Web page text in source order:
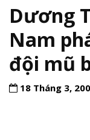
Dương
Nam
đội mũ
18 Tháng 3,